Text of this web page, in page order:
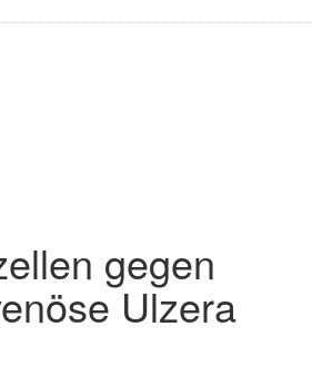
gegen
Ulzera